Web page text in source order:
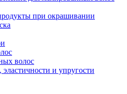
при окрашивании
волос
и упругости